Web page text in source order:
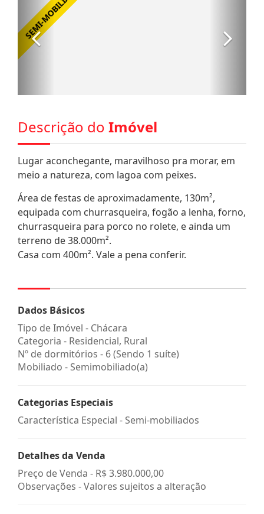
Descrição do Imóvel
Lugar aconchegante, maravilhoso pra morar, em
meio a natureza, com lagoa com peixes.
Área de festas de aproximadamente, 130m²,
equipada com churrasqueira, fogão a lenha, forno,
churrasqueira para porco no rolete, e ainda um
terreno de 38.000m².
Casa com 400m². Vale a pena conferir.
Dados Básicos
Tipo de Imóvel - Chácara
Categoria - Residencial, Rural
Nº de dormitórios - 6 (Sendo 1 suíte)
Mobiliado - Semimobiliado(a)
Categorias Especiais
Característica Especial - Semi-mobiliados
Detalhes da Venda
Preço de Venda - R$ 3.980.000,00
Observações - Valores sujeitos a alteração